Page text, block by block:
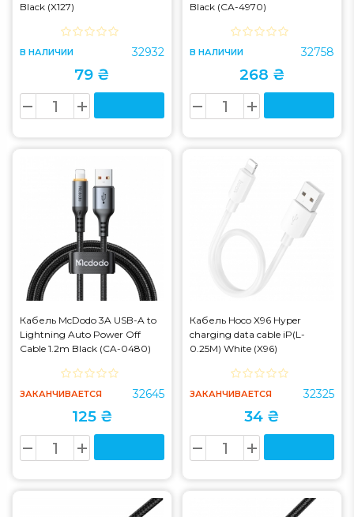
Black (X127)
В НАЛИЧИИ 32932
79 ₴
Black (CA-4970)
В НАЛИЧИИ 32758
268 ₴
Кабель McDodo 3A USB-A to
Lightning Auto Power Off
Cable 1.2m Black (CA-0480)
ЗАКАНЧИВАЕТСЯ 32645
125 ₴
Кабель Hoco X96 Hyper
charging data cable iP(L-
0.25M) White (X96)
ЗАКАНЧИВАЕТСЯ 32325
34 ₴